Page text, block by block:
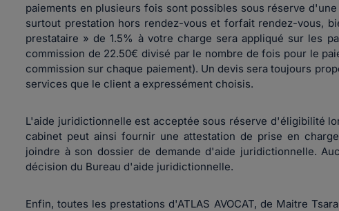
paiements en plusieurs fois sont possibles sous réserve
surtout prestation hors rendez-vous et forfait rendez-vous,
prestataire » de 1.5% à votre charge sera appliqué sur les
commission de 22.50€ divisé par le nombre de fois pour le
commission sur chaque paiement). Un devis sera toujours
services que le client a expressément choisis.
L'aide juridictionnelle est acceptée sous réserve d'éligibilité
cabinet peut ainsi fournir une attestation de prise en
joindre à son dossier de demande d'aide juridictionnelle.
décision du Bureau d'aide juridictionnelle.
Enfin, toutes les prestations d'ATLAS AVOCAT, de Maitre